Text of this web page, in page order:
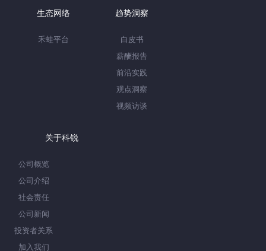
生态网络
禾蛙平台
趋势洞察
白皮书
薪酬报告
前沿实践
观点洞察
视频访谈
关于科锐
公司概览
公司介绍
社会责任
公司新闻
投资者关系
加入我们